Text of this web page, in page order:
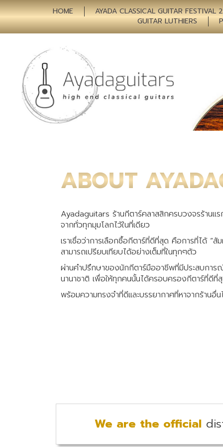
HOME
AYADA CLASSICAL GUITAR FESTIVAL
GUITAR LUTHIERS
ABOUT
Ayadaguitars ร้านกีตาร์คลาสสิกครบวงจรร้านแร
จากทั่วทุกมุมโลกไว้ในที่เดียว
เราเชื่อว่าการเลือกซื้อกีตาร์ที่ดีที่สุด คือการที่ได้ “
สามารถเปรียบเทียบได้อย่างเต็มที่ในทุกๆตัว
ผ่านคำปรึกษาของนักกีตาร์มืออาชีพที่มีประสบการณ์
นานาชาติ เพื่อให้ทุกคนนั้นได้ครอบครองกีตาร์ที่ดีที่
พร้อมความทรงจำที่ดีและบรรยากาศที่หาจากร้านอื่น
We are the official